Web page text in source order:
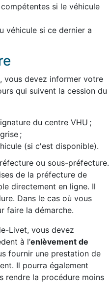
si le véhicule
véhicule si ce dernier a
vous devez informer votre
qui suivent la cession du
du centre VHU ;
;
(si c'est disponible).
ou sous-préfecture.
de la préfecture de
directement en ligne. Il
Dans le cas où vous
faire la démarche.
Livet, vous devez
à l’enlèvement de
fournir une prestation de
Il pourra également
rendre la procédure moins